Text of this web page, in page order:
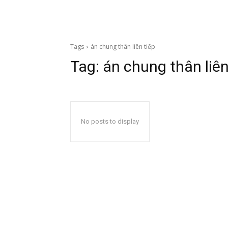
Tags án chung thân liên tiếp
Tag: án chung thân
No posts to display